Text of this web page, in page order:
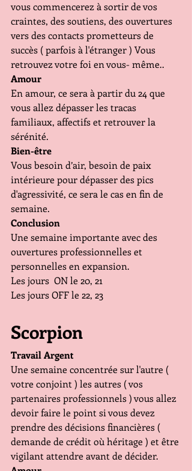
vous commencerez à sortir de vos
craintes, des soutiens, des ouvertures
vers des contacts prometteurs de
succès ( parfois à l'étranger ) Vous
retrouvez votre foi en vous- même..
Amour
En amour, ce sera à partir du 24 que
vous allez dépasser les tracas
familiaux, affectifs et retrouver la
sérénité.
Bien-être
Vous besoin d’air, besoin de paix
intérieure pour dépasser des pics
d'agressivité, ce sera le cas en fin de
semaine.
Conclusion
Une semaine importante avec des
ouvertures professionnelles et
personnelles en expansion.
Les jours  ON le 20, 21
Les jours OFF le 22, 23
Scorpion
Travail Argent
Une semaine concentrée sur l'autre (
votre conjoint ) les autres ( vos
partenaires professionnels ) vous allez
devoir faire le point si vous devez
prendre des décisions financières (
demande de crédit où héritage ) et être
vigilant attendre avant de décider.